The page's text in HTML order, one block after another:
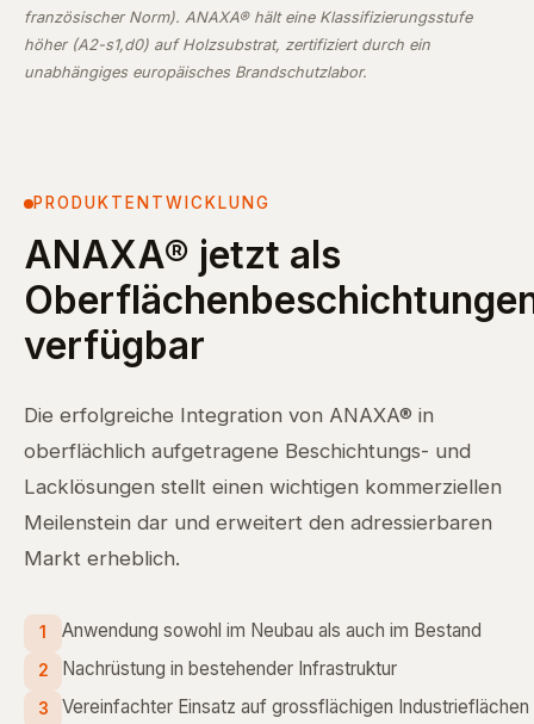
französischer Norm). ANAXA® hält eine Klassifizierungsstufe
höher (A2-s1,d0) auf Holzsubstrat, zertifiziert durch ein
unabhängiges europäisches Brandschutzlabor.
PRODUKTENTWICKLUNG
ANAXA® jetzt als
verfügbar
Die erfolgreiche Integration von ANAXA® in
oberflächlich aufgetragene Beschichtungs- und
Lacklösungen stellt einen wichtigen kommerziellen
Meilenstein dar und erweitert den adressierbaren
Markt erheblich.
1 Anwendung sowohl im Neubau als auch im Bestand
2 Nachrüstung in bestehender Infrastruktur
3 Vereinfachter Einsatz auf grossflächigen Industrieflächen